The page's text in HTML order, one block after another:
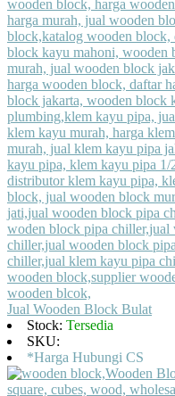
Jual Wooden Block Bulat
Stock: Tersedia
SKU:
*Harga Hubungi CS